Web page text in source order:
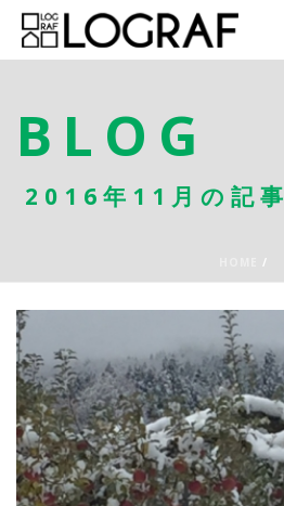
BLOG
2016年11月の記事
/